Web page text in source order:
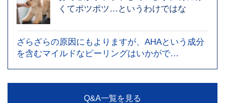
くてポツポツ…というわけではな
ざらざらの原因にもよりますが、AHAという成分
を含むマイルドなピーリングはいかがで…
Q&A一覧を見る